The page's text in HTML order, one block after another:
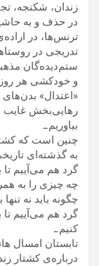
زندان، شکنجه،
در حذف و به
ترنس‌ها، در
تدریجی در
ستم‌دیده‌گان
و خودکشی هر
«اعتدال»
رهایی‌بخش غایب
بیاوریم.ـ
چنین است که
به گذشته‌ای
گرد هم می‌آییم تا
چه چیزی را به
چگونه باید نه
گرد هم می‌آییم تا
کنیم.ـ
تابستان امسال
درباره‌ی کشتار